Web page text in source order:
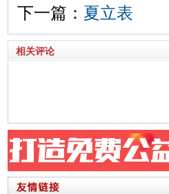
下一篇： 夏立表
相关评论